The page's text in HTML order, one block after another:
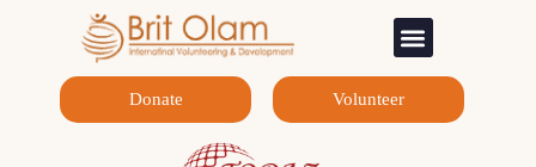
Donate Volunteer